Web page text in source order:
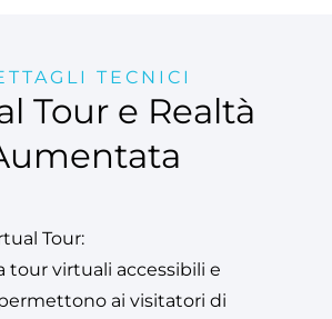
TECNICI
Tour e Realtà
Tour:
tour virtuali accessibili e
ai visitatori di